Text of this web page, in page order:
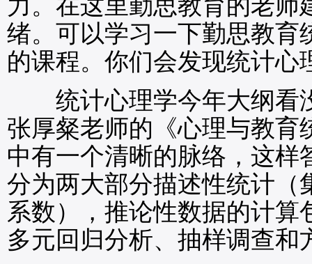
力。在这里勤思教育的老师
绪。可以学习一下勤思教育
的课程。你们会发现统计
统计心理学今年大纲看
张厚粲老师的《心理与教育
中有一个清晰的脉络，这
分为两大部分描述性统计（
系数），推论性数据的计
多元回归分析、抽样调查和